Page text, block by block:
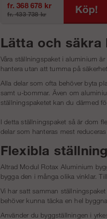
fr. 368 678 kr
fr. 433 738 kr Köp!
Lätta och säkra
Våra ställningspaket i aluminium
hantera utan att tumma på
Alla delar som ofta behöver byta
samt u-bommar. Även om
ställningspaketet kan du därmed
I detta ställningspaket så är dom
delar som hanteras mest
Flexibla
Altrad Modul Rotax Aluminium
bygga den i många olika vinklar.
Vi har satt samman
behöver kunna täcka en hel
Använder du byggställningen i